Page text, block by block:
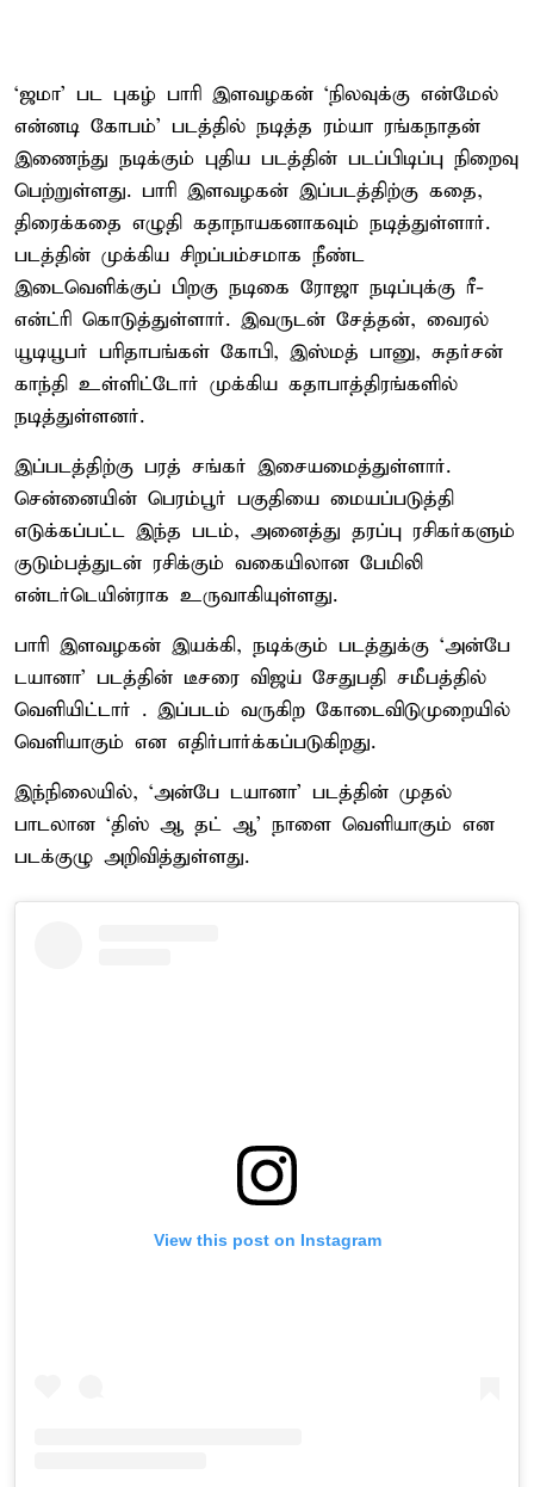
‘ஜமா' பட புகழ் பாரி இளவழகன் ‘நிலவுக்கு என்மேல்
என்னடி கோபம்’ படத்தில் நடித்த ரம்யா ரங்கநாதன்
இணைந்து நடிக்கும் புதிய படத்தின் படப்பிடிப்பு நிறைவு
பெற்றுள்ளது. பாரி இளவழகன் இப்படத்திற்கு கதை,
திரைக்கதை எழுதி கதாநாயகனாகவும் நடித்துள்ளார்.
படத்தின் முக்கிய சிறப்பம்சமாக நீண்ட
இடைவெளிக்குப் பிறகு நடிகை ரோஜா நடிப்புக்கு ரீ-
என்ட்ரி கொடுத்துள்ளார். இவருடன் சேத்தன், வைரல்
யூடியூபர் பரிதாபங்கள் கோபி, இஸ்மத் பானு, சுதர்சன்
காந்தி உள்ளிட்டோர் முக்கிய கதாபாத்திரங்களில்
நடித்துள்ளனர்.
இப்படத்திற்கு பரத் சங்கர் இசையமைத்துள்ளார்.
சென்னையின் பெரம்பூர் பகுதியை மையப்படுத்தி
எடுக்கப்பட்ட இந்த படம், அனைத்து தரப்பு ரசிகர்களும்
குடும்பத்துடன் ரசிக்கும் வகையிலான பேமிலி
என்டர்டெயின்ராக உருவாகியுள்ளது.
பாரி இளவழகன் இயக்​கி, நடிக்​கும் படத்​துக்கு ‘அன்பே
டயா​னா’ படத்தின் டீசரை விஜய் சேதுபதி சமீபத்தில்
வெளியிட்டார் . இப்படம் வருகிற கோடைவிடுமுறையில்
வெளியாகும் என எதிர்பார்க்கப்படுகிறது.
இந்நிலையில், ‘அன்பே டயா​னா’ படத்தின் முதல்
பாடலான ‘திஸ் ஆ தட் ஆ’ நாளை வெளியாகும் என
படக்குழு அறிவித்துள்ளது.
View this post on Instagram